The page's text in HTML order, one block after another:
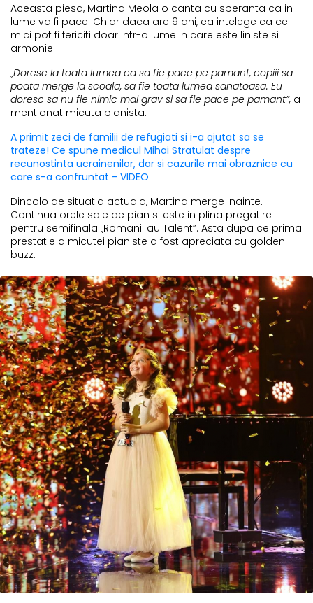
Aceasta piesa, Martina Meola o canta cu speranta ca in
lume va fi pace. Chiar daca are 9 ani, ea intelege ca cei
mici pot fi fericiti doar intr-o lume in care este liniste si
armonie.
„Doresc la toata lumea ca sa fie pace pe pamant, copiii sa
poata merge la scoala, sa fie toata lumea sanatoasa. Eu
doresc sa nu fie nimic mai grav si sa fie pace pe pamant”, a
mentionat micuta pianista.
A primit zeci de familii de refugiati si i-a ajutat sa se
trateze! Ce spune medicul Mihai Stratulat despre
recunostinta ucrainenilor, dar si cazurile mai obraznice cu
care s-a confruntat - VIDEO
Dincolo de situatia actuala, Martina merge inainte.
Continua orele sale de pian si este in plina pregatire
pentru semifinala „Romanii au Talent”. Asta dupa ce prima
prestatie a micutei pianiste a fost apreciata cu golden
buzz.